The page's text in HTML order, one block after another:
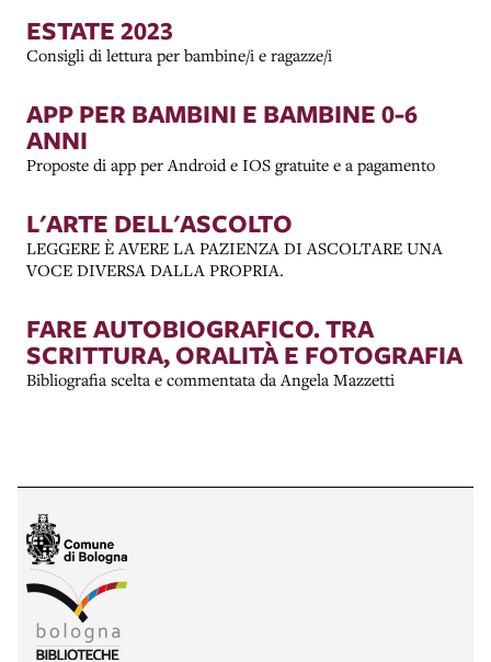
ESTATE 2023
Consigli di lettura per bambine/i e ragazze/i
APP PER BAMBINI E BAMBINE 0-6
ANNI
Proposte di app per Android e IOS gratuite e a pagamento
L'ARTE DELL'ASCOLTO
LEGGERE È AVERE LA PAZIENZA DI ASCOLTARE UNA
VOCE DIVERSA DALLA PROPRIA.
FARE AUTOBIOGRAFICO. TRA
SCRITTURA, ORALITÀ E FOTOGRAFIA
Bibliografia scelta e commentata da Angela Mazzetti